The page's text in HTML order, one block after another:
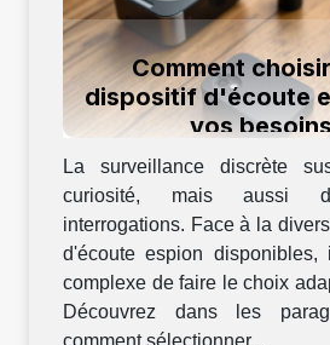
Comment
dispositif d'écoute
vos
La surveillance discrète
curiosité, mais aussi
interrogations. Face à la
d'écoute espion disponibles,
complexe de faire le choix
Découvrez dans les